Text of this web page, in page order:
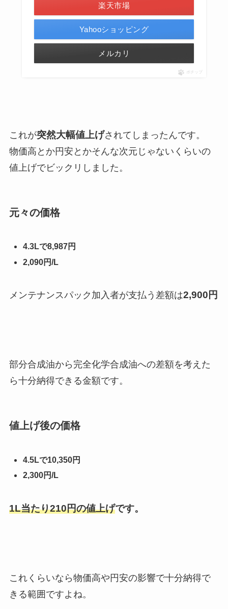
楽天市場
Yahooショッピング
メルカリ
ポチップ
これが突然大幅値上げされてしまったんです。
物価高とか円安とかそんな次元じゃないくらいの
値上げでビックリしました。
元々の価格
4.3Lで8,987円
2,090円/L
メンテナンスパック加入者が支払う差額は2,900円
部分合成油から完全化学合成油への差額を考えた
ら十分納得できる金額です。
値上げ後の価格
4.5Lで10,350円
2,300円/L
1L当たり210円の値上げです。
これくらいなら物価高や円安の影響で十分納得で
きる範囲ですよね。